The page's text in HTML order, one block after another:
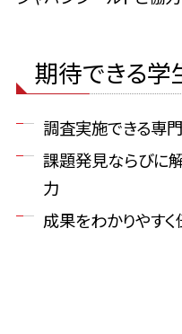
期待できる学
調査実施できる専
課題発見ならびに
力
成果をわかりやすく